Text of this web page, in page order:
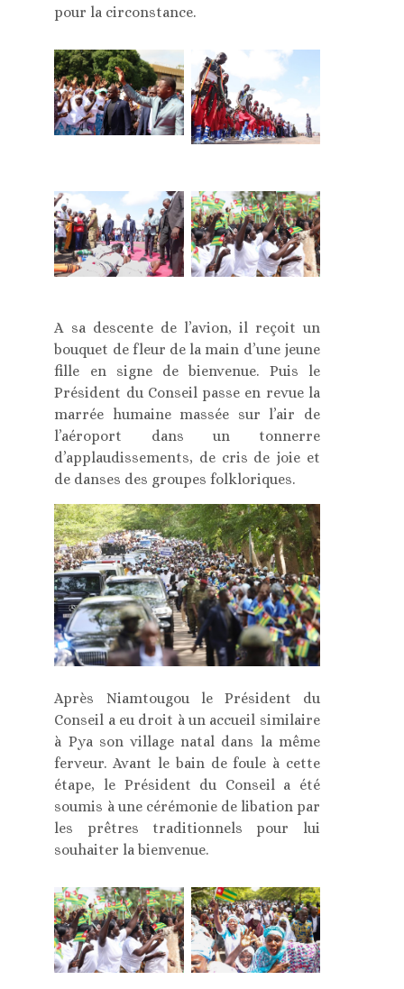
pour la circonstance.
A sa descente de l’avion, il reçoit un
bouquet de fleur de la main d’une jeune
fille en signe de bienvenue. Puis le
Président du Conseil passe en revue la
marrée humaine massée sur l’air de
l’aéroport dans un tonnerre
d’applaudissements, de cris de joie et
de danses des groupes folkloriques.
Après Niamtougou le Président du
Conseil a eu droit à un accueil similaire
à Pya son village natal dans la même
ferveur. Avant le bain de foule à cette
étape, le Président du Conseil a été
soumis à une cérémonie de libation par
les prêtres traditionnels pour lui
souhaiter la bienvenue.